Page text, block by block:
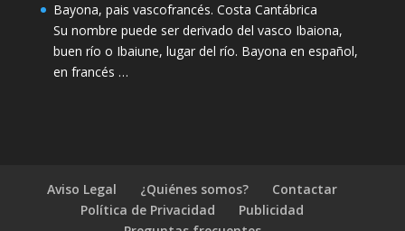
Bayona, pais vascofrancés. Costa Cantábrica
Su nombre puede ser derivado del vasco Ibaiona,
buen río o Ibaiune, lugar del río. Bayona en español,
en francés …
Aviso Legal ¿Quiénes somos?
Contactar
Política de Privacidad
Publicidad